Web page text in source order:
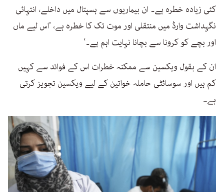
کئی زیادہ خطرہ ہے۔ ان بیماریوں سے ہسپتال میں داخلے، انتہائی
نگہداشت وارڈ میں منتقلی اور موت تک کا خطرہ ہے، ’اس لیے ماں
اور بچے کو کرونا سے بچانا نہایت اہم ہے۔‘
ان کے بقول ویکسین سے ممکنہ خطرات اس کے فوائد سے کہیں
کم ہیں اور سوسائٹی حاملہ خواتین کے لیے ویکسین تجویز کرتی
ہے۔